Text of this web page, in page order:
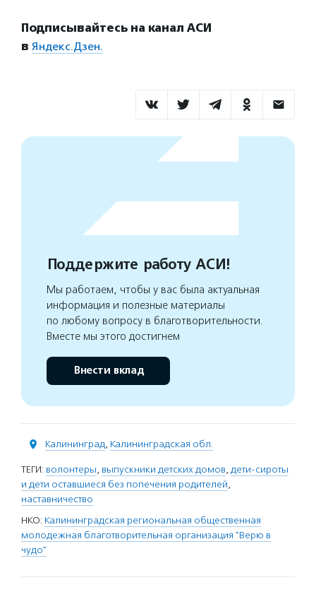
Подписывайтесь на канал АСИ
в Яндекс.Дзен.
Поддержите работу АСИ!
Мы работаем, чтобы у вас была актуальная
информация и полезные материалы
по любому вопросу в благотворительности.
Вместе мы этого достигнем
Внести вклад
Калининград, Калининградская обл.
ТЕГИ: волонтеры, выпускники детских домов, дети-сироты
и дети оставшиеся без попечения родителей,
наставничество
НКО: Калининградская региональная общественная
молодежная благотворительная организация "Верю в
чудо"